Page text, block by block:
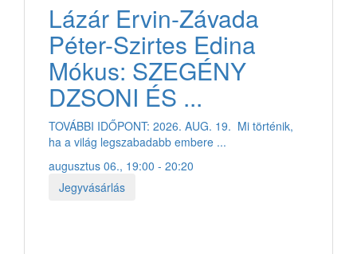
Lázár Ervin-Závada
Péter-Szirtes Edina
Mókus: SZEGÉNY
DZSONI ÉS ...
TOVÁBBI IDŐPONT: 2026. AUG. 19. Mi történik,
ha a világ legszabadabb embere ...
augusztus 06., 19:00 - 20:20
Jegyvásárlás